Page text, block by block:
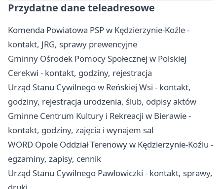
Przydatne dane teleadresowe
Komenda Powiatowa PSP w Kędzierzynie-Koźle -
kontakt, JRG, sprawy prewencyjne
Gminny Ośrodek Pomocy Społecznej w Polskiej
Cerekwi - kontakt, godziny, rejestracja
Urząd Stanu Cywilnego w Reńskiej Wsi - kontakt,
godziny, rejestracja urodzenia, ślub, odpisy aktów
Gminne Centrum Kultury i Rekreacji w Bierawie -
kontakt, godziny, zajęcia i wynajem sal
WORD Opole Oddział Terenowy w Kędzierzynie-Koźlu -
egzaminy, zapisy, cennik
Urząd Stanu Cywilnego Pawłowiczki - kontakt, sprawy,